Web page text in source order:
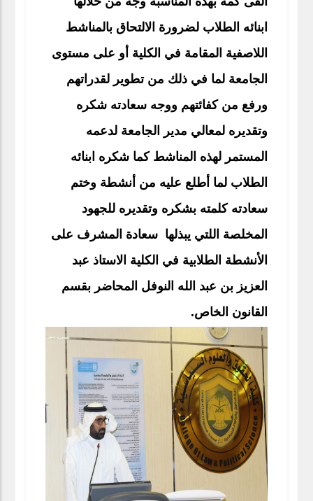
ابنائه الطلاب لضرورة الالتحاق بالمناشط
اللاصفية المقامة في الكلية أو على مستوى
الجامعة لما في ذلك من تطوير لقدراتهم
ورفع من كفائتهم ووجه سعادته شكره
وتقديره لمعالي مدير الجامعة لدعمه
المستمر لهذه المناشط كما شكره ابنائه
الطلاب لما أطلع عليه من أنشطة وختم
سعادته كلمته بشكره وتقديره للجهود
المخلصة اللتي يبذلها سعادة المشرف على
الأنشطة الطلابية في الكلية الاستاذ عبد
العزيز بن عبد الله النوفل المحاضر بقسم
القانون الخاص.